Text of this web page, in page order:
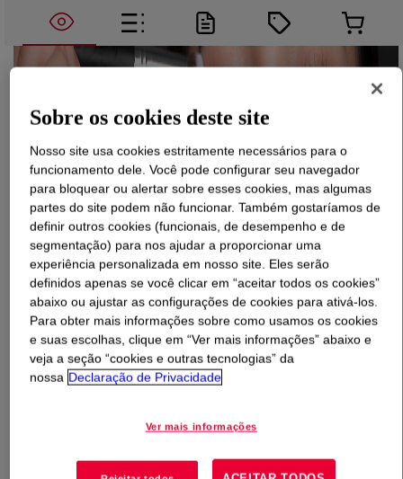
O que éDOWSIL™ ES-5373 Formulation Aid?
Emulsificante direcionado para aplicações de baixa
viscosidade. INCI Name: PEG-12 Dimethicone
Usos
emulsões óleo em água (O / A) e silicone mais óleos em água (Si
Sobre os cookies deste site
Nosso site usa cookies estritamente necessários para o
funcionamento dele. Você pode configurar seu navegador
para bloquear ou alertar sobre esses cookies, mas algumas
partes do site podem não funcionar. Também gostaríamos de
definir outros cookies (funcionais, de desempenho e de
segmentação) para nos ajudar a proporcionar uma
experiência personalizada em nosso site. Eles serão
definidos apenas se você clicar em “aceitar todos os cookies”
abaixo ou ajustar as configurações de cookies para ativá-los.
Para obter mais informações sobre como usamos os cookies
e suas escolhas, clique em “Ver mais informações” abaixo e
veja a seção “cookies e outras tecnologias” da
nossa Declaração de Privacidade
Ver mais informações